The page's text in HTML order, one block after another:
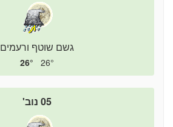
גשם שוטף ורעמים
26°
26°
05 נוב'